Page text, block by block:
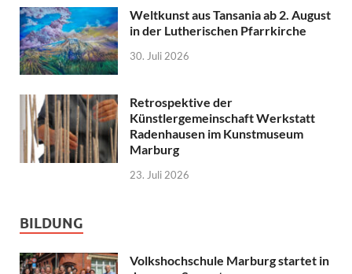
Weltkunst aus Tansania ab 2. August
in der Lutherischen Pfarrkirche
30. Juli 2026
Retrospektive der
Künstlergemeinschaft Werkstatt
Radenhausen im Kunstmuseum
Marburg
23. Juli 2026
BILDUNG
Volkshochschule Marburg startet in